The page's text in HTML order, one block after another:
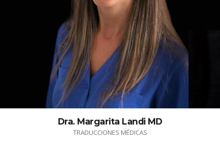
Dra. Margarita Landi MD
TRADUCCIONES MÉDICAS